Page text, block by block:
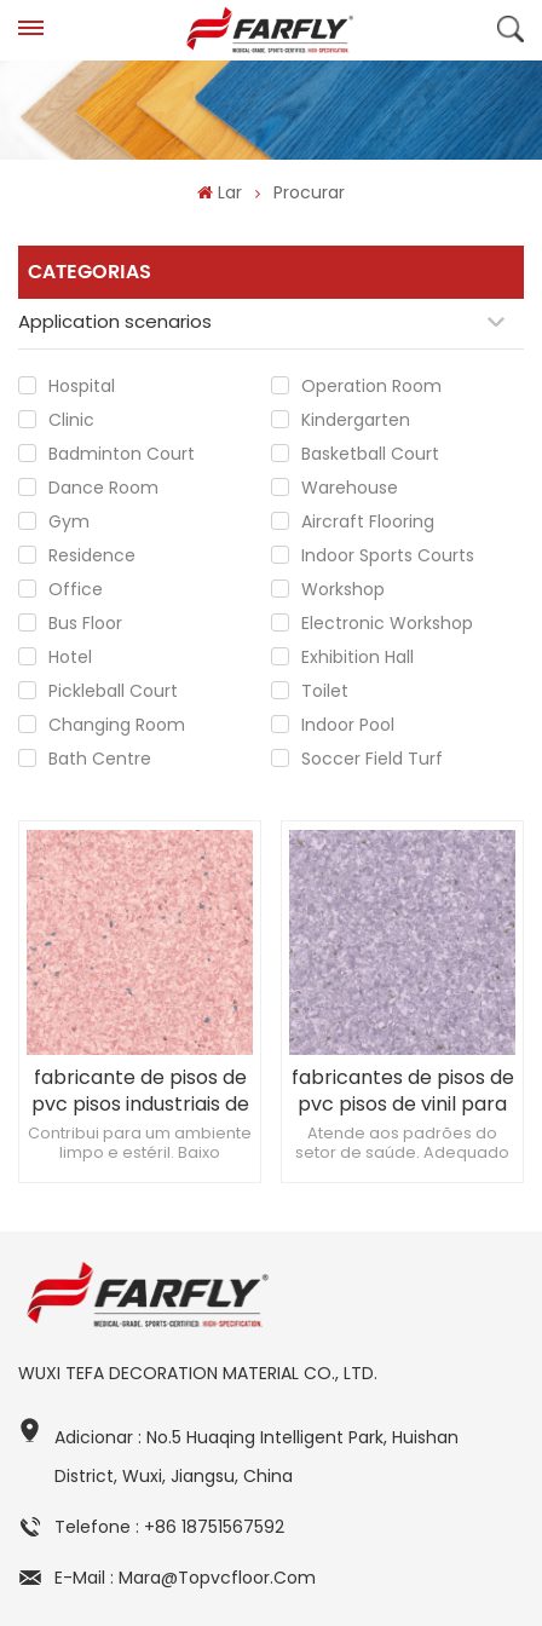
Lar Procurar
CATEGORIAS
Application scenarios
Hospital
Operation Room
Clinic
Kindergarten
Badminton Court
Basketball Court
Dance Room
Warehouse
Gym
Aircraft Flooring
Residence
Indoor Sports Courts
Office
Workshop
Bus Floor
Electronic Workshop
Hotel
Exhibition Hall
Pickleball Court
Toilet
Changing Room
Indoor Pool
Bath Centre
Soccer Field Turf
fabricante de pisos de
pvc pisos industriais de
vinil
Contribui para um ambiente
limpo e estéril. Baixo
fabricantes de pisos de
pvc pisos de vinil para
armazéns
Atende aos padrões do
setor de saúde. Adequado
WUXI TEFA DECORATION MATERIAL CO., LTD.
Adicionar : No.5 Huaqing Intelligent Park, Huishan
District, Wuxi, Jiangsu, China
Telefone : +86 18751567592
E-Mail : Mara@topvcfloor.com